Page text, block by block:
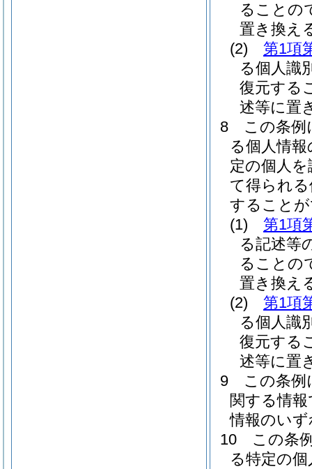
ることの
置き換え
(2)
第1項
る個人識
復元する
述等に置
8
この条例
る個人情
定の個人
て得られ
すること
(1)
第1項
る記述等
ることの
置き換え
(2)
第1項
る個人識
復元する
述等に置
9
この条例
関する情
情報のい
10
この条
る特定の